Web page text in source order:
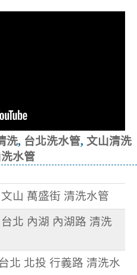
洗, 台北洗水管, 文山清洗
水管
山 萬盛街 清洗水管
北 內湖 內湖路 清洗
北 北投 行義路 清洗水